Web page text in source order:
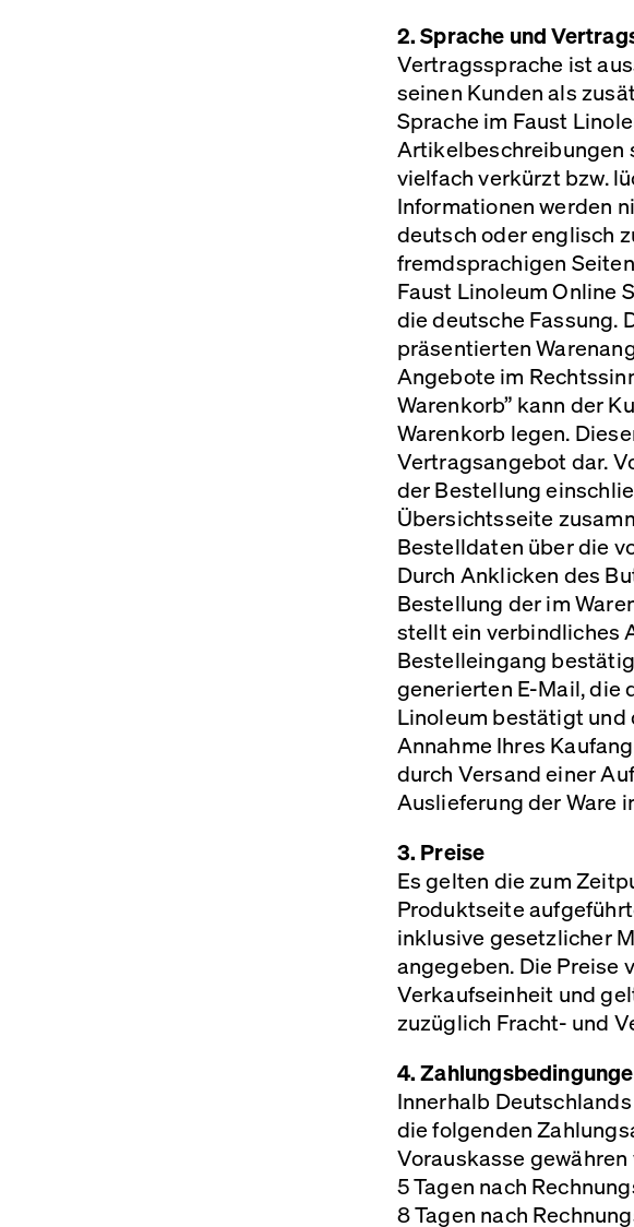
2. Sprache und
Vertragssprache ist
seinen Kunden als
Sprache im Faust
Artikelbeschreibungen
vielfach verkürzt bzw.
Informationen werden
deutsch oder englisch
fremdsprachigen
Faust Linoleum Online
die deutsche Fassung.
präsentierten
Angebote im
Warenkorb” kann der
Warenkorb legen.
Vertragsangebot dar.
der Bestellung
Übersichtsseite
Bestelldaten über die
Durch Anklicken des
Bestellung der im
stellt ein verbindliches
Bestelleingang
generierten E-Mail, die
Linoleum bestätigt und
Annahme Ihres
durch Versand einer
Auslieferung der Ware
3. Preise
Es gelten die zum
Produktseite
inklusive gesetzlicher
angegeben. Die Preise
Verkaufseinheit und
zuzüglich Fracht- und
4.
Innerhalb
die folgenden
Vorauskasse
5 Tagen nach
8 Tagen nach